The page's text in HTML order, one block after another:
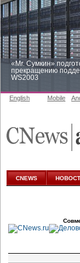
«Mr. Сумкин»
прекращению
WS2003
аналитике
English Mobile
CNEWS